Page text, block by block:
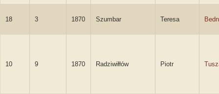
18 3 1870 Szumbar Teresa
10 9 1870 Radziwiłłów Piotr